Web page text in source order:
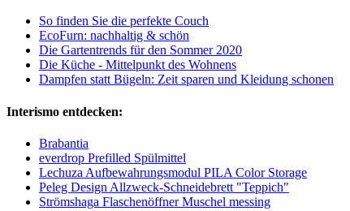
So finden Sie die perfekte Couch
EcoFurn: nachhaltig & schön
Die Gartentrends für den Sommer 2020
Die Küche - Mittelpunkt des Wohnens
Dampfen statt Bügeln: Zeit sparen und Kleidung schonen
Interismo entdecken:
Brabantia
everdrop Prefilled Spülmittel
Lechuza Aufbewahrungsmodul PILA Color Storage
Peleg Design Allzweck-Schneidebrett "Teppich"
Strömshaga Flaschenöffner Muschel messing